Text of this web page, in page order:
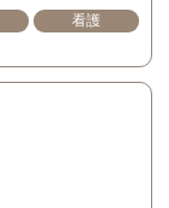
看護